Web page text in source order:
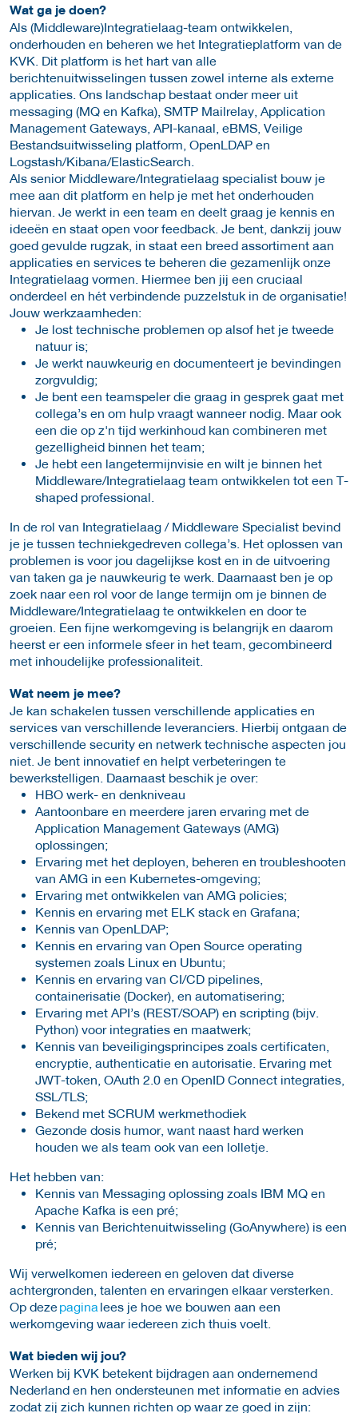
Wat ga je doen?
Als (Middleware)Integratielaag-team ontwikkelen,
onderhouden en beheren we het Integratieplatform van de
KVK. Dit platform is het hart van alle
berichtenuitwisselingen tussen zowel interne als externe
applicaties. Ons landschap bestaat onder meer uit
messaging (MQ en Kafka), SMTP Mailrelay, Application
Management Gateways, API-kanaal, eBMS, Veilige
Bestandsuitwisseling platform, OpenLDAP en
Logstash/Kibana/ElasticSearch.
Als senior Middleware/Integratielaag specialist bouw je
mee aan dit platform en help je met het onderhouden
hiervan. Je werkt in een team en deelt graag je kennis en
ideeën en staat open voor feedback. Je bent, dankzij jouw
goed gevulde rugzak, in staat een breed assortiment aan
applicaties en services te beheren die gezamenlijk onze
Integratielaag vormen. Hiermee ben jij een cruciaal
onderdeel en hét verbindende puzzelstuk in de organisatie!
Jouw werkzaamheden:
Je lost technische problemen op alsof het je tweede
natuur is;
Je werkt nauwkeurig en documenteert je bevindingen
zorgvuldig;
Je bent een teamspeler die graag in gesprek gaat met
collega’s en om hulp vraagt wanneer nodig. Maar ook
een die op z'n tijd werkinhoud kan combineren met
gezelligheid binnen het team;
Je hebt een langetermijnvisie en wilt je binnen het
Middleware/Integratielaag team ontwikkelen tot een T-
shaped professional.
In de rol van Integratielaag / Middleware Specialist bevind
je je tussen techniekgedreven collega’s. Het oplossen van
problemen is voor jou dagelijkse kost en in de uitvoering
van taken ga je nauwkeurig te werk. Daarnaast ben je op
zoek naar een rol voor de lange termijn om je binnen de
Middleware/Integratielaag te ontwikkelen en door te
groeien. Een fijne werkomgeving is belangrijk en daarom
heerst er een informele sfeer in het team, gecombineerd
met inhoudelijke professionaliteit.
Wat neem je mee?
Je kan schakelen tussen verschillende applicaties en
services van verschillende leveranciers. Hierbij ontgaan de
verschillende security en netwerk technische aspecten jou
niet. Je bent innovatief en helpt verbeteringen te
bewerkstelligen. Daarnaast beschik je over:
HBO werk- en denkniveau
Aantoonbare en meerdere jaren ervaring met de
Application Management Gateways (AMG)
oplossingen;
Ervaring met het deployen, beheren en troubleshooten
van AMG in een Kubernetes-omgeving;
Ervaring met ontwikkelen van AMG policies;
Kennis en ervaring met ELK stack en Grafana;
Kennis van OpenLDAP;
Kennis en ervaring van Open Source operating
systemen zoals Linux en Ubuntu;
Kennis en ervaring van CI/CD pipelines,
containerisatie (Docker), en automatisering;
Ervaring met API’s (REST/SOAP) en scripting (bijv.
Python) voor integraties en maatwerk;
Kennis van beveiligingsprincipes zoals certificaten,
encryptie, authenticatie en autorisatie. Ervaring met
JWT-token, OAuth 2.0 en OpenID Connect integraties,
SSL/TLS;
Bekend met SCRUM werkmethodiek
Gezonde dosis humor, want naast hard werken
houden we als team ook van een lolletje.
Het hebben van:
Kennis van Messaging oplossing zoals IBM MQ en
Apache Kafka is een pré;
Kennis van Berichtenuitwisseling (GoAnywhere) is een
pré;
Wij verwelkomen iedereen en geloven dat diverse
achtergronden, talenten en ervaringen elkaar versterken.
Op dezepagina lees je hoe we bouwen aan een
werkomgeving waar iedereen zich thuis voelt.
Wat bieden wij jou?
Werken bij KVK betekent bijdragen aan ondernemend
Nederland en hen ondersteunen met informatie en advies
zodat zij zich kunnen richten op waar ze goed in zijn: